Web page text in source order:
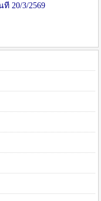
ที่ 20/3/2569